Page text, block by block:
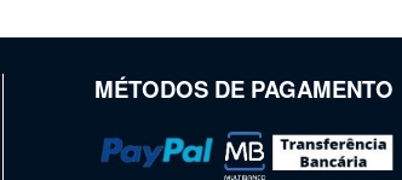
MÉTODOS DE PAGAMENTO